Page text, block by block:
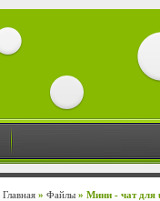
Главная » Файлы » Мини - чат для